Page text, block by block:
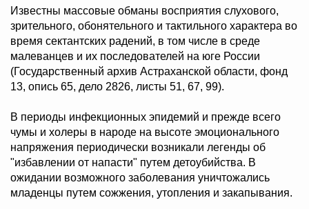
Известны массовые обманы восприятия слухового,
зрительного, обонятельного и тактильного характера во
время сектантских радений, в том числе в среде
малеванцев и их последователей на юге России
(Государственный архив Астраханской области, фонд
13, опись 65, дело 2826, листы 51, 67, 99).
В периоды инфекционных эпидемий и прежде всего
чумы и холеры в народе на высоте эмоционального
напряжения периодически возникали легенды об
"избавлении от напасти" путем детоубийства. В
ожидании возможного заболевания уничтожались
младенцы путем сожжения, утопления и закапывания.